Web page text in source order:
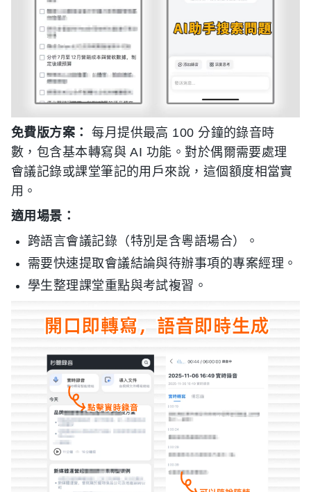
免費版方案：
每月提供最高 100 分鐘的錄音時
數，包含基本轉寫與 AI 功能。對於偶爾需要處理
會議記錄或課堂筆記的用戶來說，這個額度相當實
用。
適用場景：
跨語言會議記錄（特別是含粵語場合）。
需要快速提取會議結論與待辦事項的專案經理。
學生整理課堂重點與考試複習。